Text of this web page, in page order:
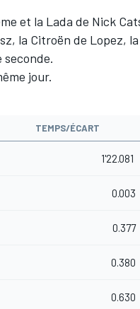
et la Lada de Nick
la Citroën de Lopez,
seconde.
jour.
TEMPS/ÉCART
1'22.081
0.003
0.377
0.380
0.630